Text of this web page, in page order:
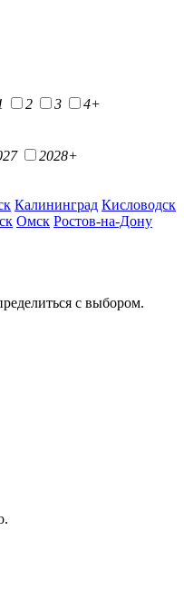
2 3
4+
2028+
Калининград Кисловодск
Омск Ростов-на-Дону
с выбором.